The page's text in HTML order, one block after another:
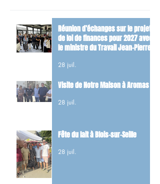
Réunion d’échanges sur le projet
de loi de finances pour 2027 avec
le ministre du Travail Jean-Pierre
28 juil.
Visite de Notre Maison à Aromas
28 juil.
Fête du lait à Blois-sur-Seille
28 juil.